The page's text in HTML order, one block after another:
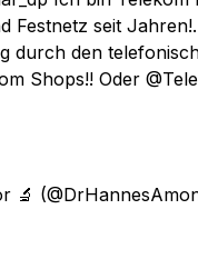
Festnetz seit
durch den
Shops!! Oder
🔬